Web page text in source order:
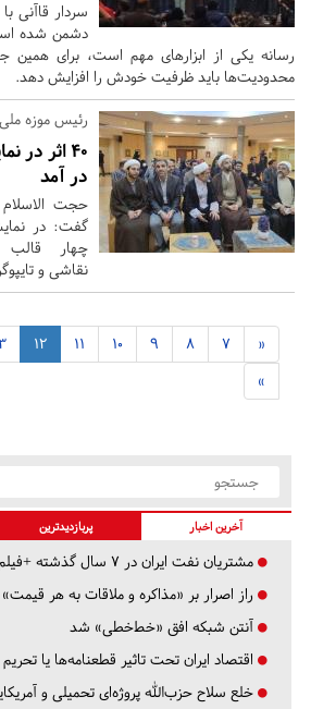
سردار قاآنی با
دشمن شده
رسانه یکی از ابزارهای مهم است، برای همین
محدودیت‌ها باید ظرفیت خودش را افزایش دهد.
رئیس موزه
۴۰ اثر در
در آمد
حجت
چهار قالب
نقاشی و
«
7
8
9
10
11
12
»
آخرین اخبار پربازدیدترین
مشتریان نفت ایران در ۷ سال گذشته +فیلم
راز اصرار بر «مذاکره و ملاقات به هر
آنتن شبکه افق «خط‌خطی» شد
اقتصاد ایران تحت تاثیر قطعنامه‌ها یا تحریم‌
خلع سلاح حزب‌الله پروژه‌ای تحمیلی و